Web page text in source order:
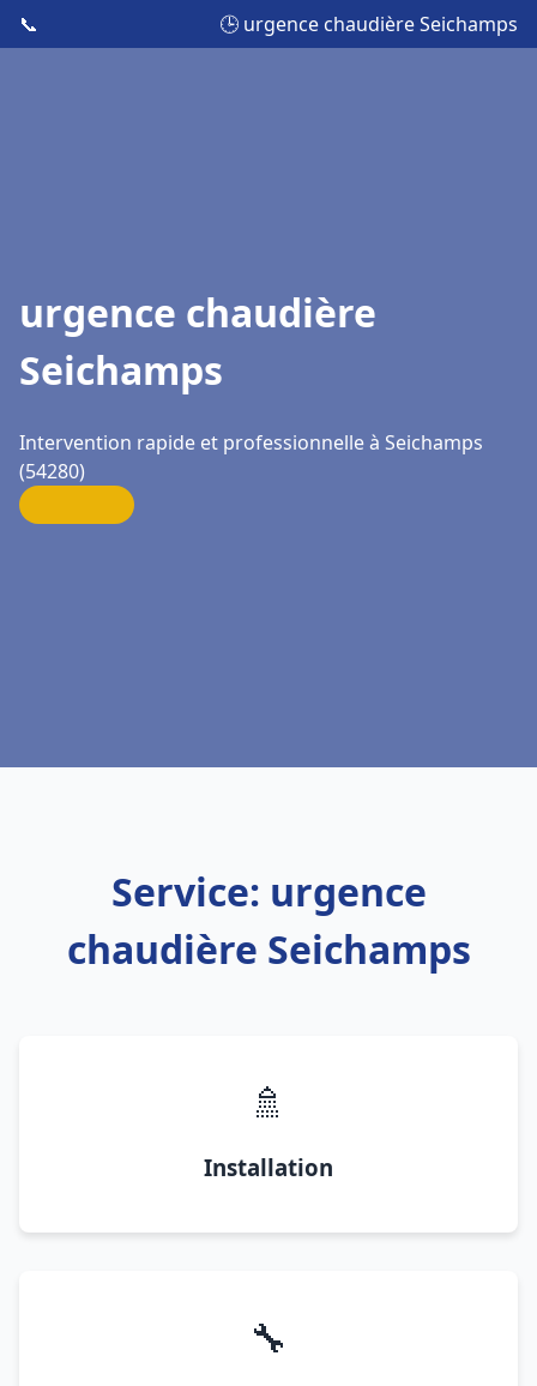
📞 🕒 urgence chaudière Seichamps
urgence chaudière
Seichamps
Intervention rapide et professionnelle à Seichamps
(54280)
Service: urgence
chaudière Seichamps
🚿
Installation
🔧